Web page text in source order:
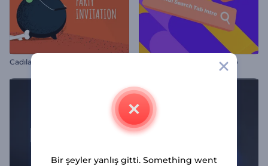
Renkli Arama Sekmesi İntro
Bir şeyler yanlış gitti. Something went